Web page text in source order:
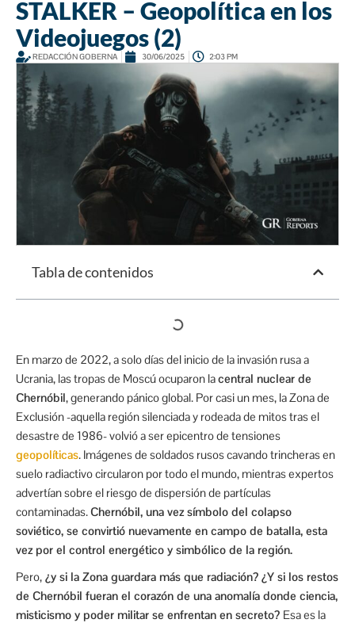
STALKER – Geopolítica en los
Videojuegos (2)
REDACCIÓN GOBERNA 30/06/2025 2:03 PM
Tabla de contenidos
En marzo de 2022, a solo días del inicio de la invasión rusa a
Ucrania, las tropas de Moscú ocuparon lacentral nuclear de
Chernóbil, generando pánico global. Por casi un mes, la Zona de
Exclusión -aquella región silenciada y rodeada de mitos tras el
desastre de 1986- volvió a ser epicentro de tensiones
geopolíticas. Imágenes de soldados rusos cavando trincheras en
suelo radiactivo circularon por todo el mundo, mientras expertos
advertían sobre el riesgo de dispersión de partículas
contaminadas.Chernóbil, una vez símbolo del colapso
soviético, se convirtió nuevamente en campo de batalla, esta
vez por el control energético y simbólico de la región.
Pero, ¿y si la Zona guardara más que radiación? ¿Y si los restos
de Chernóbil fueran el corazón de una anomalía donde ciencia,
misticismo y poder militar se enfrentan en secreto? Esa es la